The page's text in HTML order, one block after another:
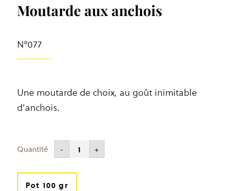
Moutarde aux anchois
N°077
Une moutarde de choix, au goût inimitable
d’anchois.
Pot 100 gr
- quantité
de
aux
+